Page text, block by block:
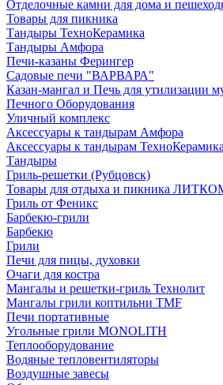
Отделочные камни для дома и
Товары для пикника
Тандыры ТехноКерамика
Тандыры Амфора
Печи-казаны Ферингер
Садовые печи "ВАРВАРА"
Казан-мангал и Печь для утилизации
Печного Оборудования
Уличный комплекс
Аксессуары к тандырам Амфора
Аксессуары к тандырам ТехноКерамика
Тандыры
Гриль-решетки (Рубцовск)
Товары для отдыха и пикника
Гриль от Феникс
Барбекю-грили
Барбекю
Грили
Печи для пицы, духовки
Очаги для костра
Мангалы и решетки-гриль Технолит
Мангалы грили коптильни TMF
Печи портативные
Угольные грили MONOLITH
Теплооборудование
Водяные тепловентиляторы
Воздушные завесы